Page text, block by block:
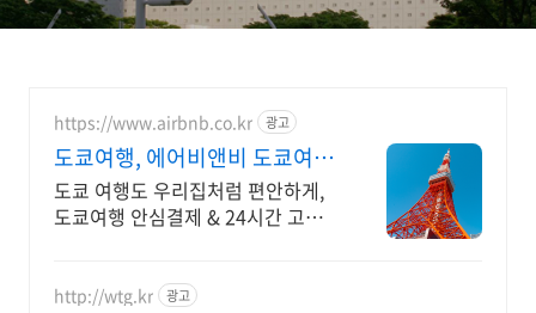
https://www.airbnb.co.kr 광고
도쿄여행, 에어비앤비 도쿄여행
도 우리집처럼
도쿄 여행도 우리집처럼 편안하게,
도쿄여행 안심결제 & 24시간 고객
약하세요.
http://wtg.kr 광고